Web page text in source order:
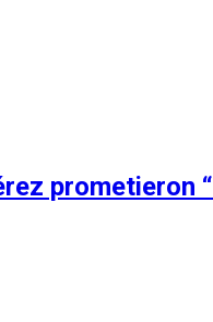
prometieron